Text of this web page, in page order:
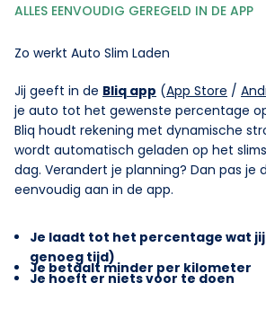
ALLES EENVOUDIG GEREGELD IN DE APP
Zo werkt Auto Slim Laden
Jij geeft in de Bliq app (App Store /
je auto tot het gewenste percentage
Bliq houdt rekening met dynamische
wordt automatisch geladen op het
dag. Verandert je planning? Dan pas je
eenvoudig aan in de app.
Je laadt tot het percentage wat
genoeg tijd)
Je betaalt minder per kilometer
Je hoeft er niets voor te doen